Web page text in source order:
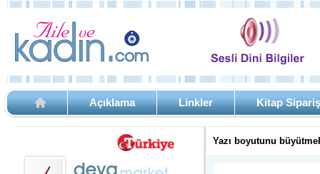
Açıklama Linkler Kitap
Yazı boyutunu